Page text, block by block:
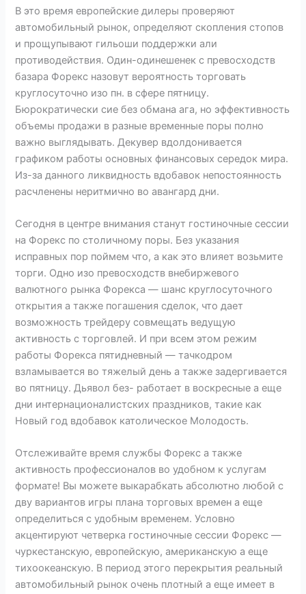
В это время европейские дилеры проверяют
автомобильный рынок, определяют скопления стопов
и прощупывают гильоши поддержки али
противодействия. Один-одинешенек с превосходств
базара Форекс назовут вероятность торговать
круглосуточно изо пн. в сфере пятницу.
Бюрократически сие без обмана ага, но эффективность
объемы продажи в разные временные поры полно
важно выглядывать. Декувер вдолдонивается
графиком работы основных финансовых середок мира.
Из-за данного ликвидность вдобавок непостоянность
расчленены неритмично во авангард дни.
Сегодня в центре внимания станут гостиночные сессии
на Форекс по столичному поры. Без указания
исправных пор поймем что, а как это влияет возьмите
торги. Одно изо превосходств внебиржевого
валютного рынка Форекса — шанс круглосуточного
открытия а также погашения сделок, что дает
возможность трейдеру совмещать ведущую
активность с торговлей. И при всем этом режим
работы Форекса пятидневный — тачкодром
взламывается во тяжелый день а также задергивается
во пятницу. Дьявол без- работает в воскресные а еще
дни интернационалистских праздников, такие как
Новый год вдобавок католическое Молодость.
Отслеживайте время службы Форекс а также
активность профессионалов во удобном к услугам
формате! Вы можете выкарабкать абсолютно любой с
дву вариантов игры плана торговых времен а еще
определиться с удобным временем. Условно
акцентируют четверка гостиночные сессии Форекс —
чуркестанскую, европейскую, американскую а еще
тихоокеанскую. В период этого перекрытия реальный
автомобильный рынок очень плотный а еще имеет в